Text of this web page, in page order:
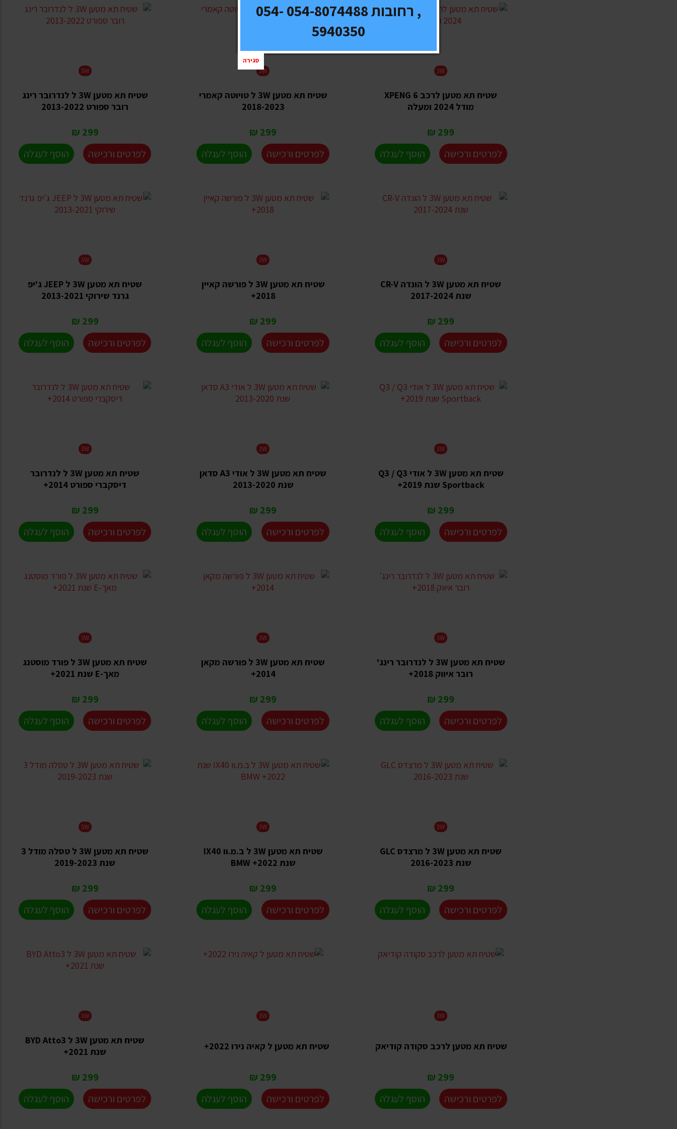
3W
שטיח תא מטען לרכב XPENG 6
מודל 2024 ומעלה
299 ₪
לפרטים ורכישה
הוסף לעגלה
3W
שטיח תא מטען 3W ל טויוטה קאמרי
2018-2023
299 ₪
לפרטים ורכישה
הוסף לעגלה
3W
שטיח תא מטען 3W ל לנדרובר רינג
רובר ספורט 2013-2022
299 ₪
לפרטים ורכישה
הוסף לעגלה
3W
שטיח תא מטען 3W ל הונדה CR-V
שנת 2017-2024
299 ₪
לפרטים ורכישה
הוסף לעגלה
3W
שטיח תא מטען 3W ל פורשה קאיין
2018+
299 ₪
לפרטים ורכישה
הוסף לעגלה
3W
שטיח תא מטען 3W ל JEEP ג'יפ
גרנד שירוקי 2013-2021
299 ₪
לפרטים ורכישה
הוסף לעגלה
3W
שטיח תא מטען 3W ל אודי Q3 / Q3
Sportback שנת 2019+
299 ₪
לפרטים ורכישה
הוסף לעגלה
3W
שטיח תא מטען 3W ל אודי A3 סדאן
שנת 2013-2020
299 ₪
לפרטים ורכישה
הוסף לעגלה
3W
שטיח תא מטען 3W ל לנדרובר
דיסקברי ספורט 2014+
299 ₪
לפרטים ורכישה
הוסף לעגלה
3W
שטיח תא מטען 3W ל לנדרובר רינג'
רובר איווק 2018+
299 ₪
לפרטים ורכישה
הוסף לעגלה
3W
שטיח תא מטען 3W ל פורשה מקאן
2014+
299 ₪
לפרטים ורכישה
הוסף לעגלה
3W
שטיח תא מטען 3W ל פורד מוסטנג
מאך-E שנת 2021+
299 ₪
לפרטים ורכישה
הוסף לעגלה
3W
שטיח תא מטען 3W ל מרצדס GLC
שנת 2016-2023
299 ₪
לפרטים ורכישה
הוסף לעגלה
3W
שטיח תא מטען 3W ל ב.מ.וו IX40
שנת 2022+ BMW
299 ₪
לפרטים ורכישה
הוסף לעגלה
3W
שטיח תא מטען 3W ל טסלה מודל 3
שנת 2019-2023
299 ₪
לפרטים ורכישה
הוסף לעגלה
3W
שטיח תא מטען לרכב סקודה קודיאק
299 ₪
לפרטים ורכישה
הוסף לעגלה
3W
שטיח תא מטען ל קאיה נירו 2022+
299 ₪
לפרטים ורכישה
הוסף לעגלה
3W
שטיח תא מטען 3W ל BYD Atto3
שנת 2021+
299 ₪
לפרטים ורכישה
הוסף לעגלה
, רחובות 054-8074488 054-
5940350
סגירה